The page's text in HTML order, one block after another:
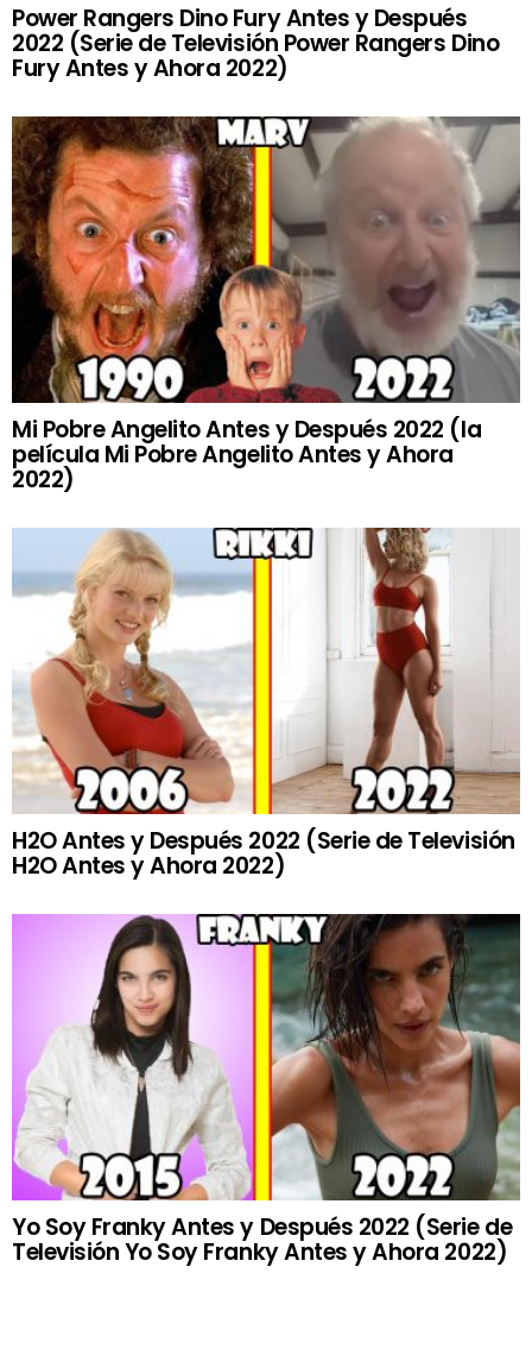
Power Rangers Dino Fury Antes y Después
2022 (Serie de Televisión Power Rangers Dino
Fury Antes y Ahora 2022)
Mi Pobre Angelito Antes y Después 2022 (la
película Mi Pobre Angelito Antes y Ahora
2022)
H2O Antes y Después 2022 (Serie de Televisión
H2O Antes y Ahora 2022)
Yo Soy Franky Antes y Después 2022 (Serie de
Televisión Yo Soy Franky Antes y Ahora 2022)